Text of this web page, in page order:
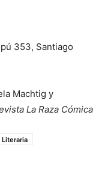
353, Santiago
Machtig y
La Raza Cómica
Literaria